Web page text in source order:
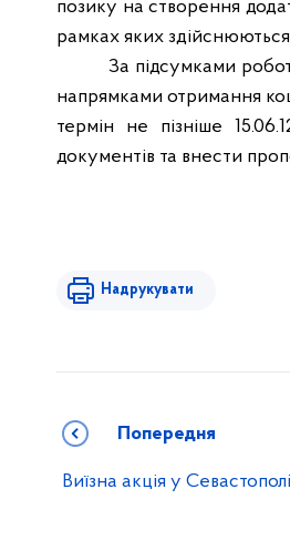
позику на створення
рамках яких здійснюються
За підсумками
напрямками отримання
термін не пізніше
документів та внести
Надрукувати
Попередня
Виїзна акція у Севастополі